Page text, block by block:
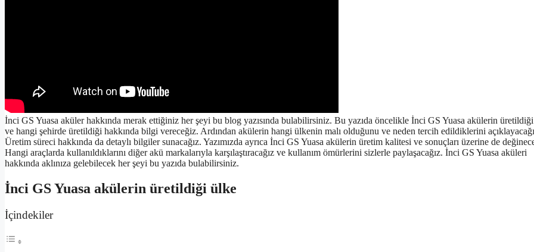
İnci GS Yuasa aküler hakkında merak ettiğiniz her şeyi bu blog yazısında bulabilirsiniz. Bu yazıda öncelikle İnci GS Yuasa akülerin
ve hangi şehirde üretildiği hakkında bilgi vereceğiz. Ardından akülerin hangi ülkenin malı olduğunu ve neden tercih edildiklerini
Üretim süreci hakkında da detaylı bilgiler sunacağız. Yazımızda ayrıca İnci GS Yuasa akülerin üretim kalitesi ve sonuçları üzerine de
Hangi araçlarda kullanıldıklarını diğer akü markalarıyla karşılaştıracağız ve kullanım ömürlerini sizlerle paylaşacağız. İnci GS Yuasa aküleri
hakkında aklınıza gelebilecek her şeyi bu yazıda bulabilirsiniz.
İnci GS Yuasa akülerin üretildiği ülke
İçindekiler